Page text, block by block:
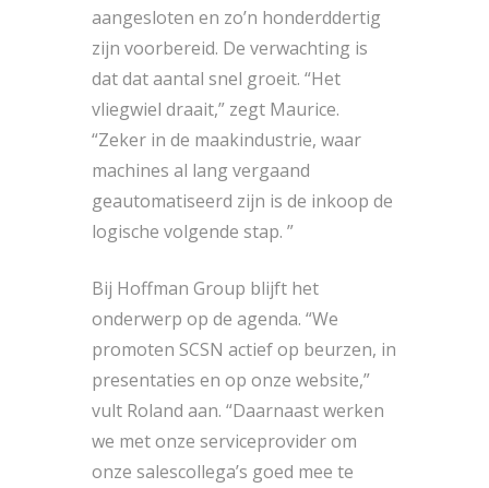
aangesloten en zo’n honderddertig
zijn voorbereid. De verwachting is
dat dat aantal snel groeit. “Het
vliegwiel draait,” zegt Maurice.
“Zeker in de maakindustrie, waar
machines al lang vergaand
geautomatiseerd zijn is de inkoop de
logische volgende stap. ”
Bij Hoffman Group blijft het
onderwerp op de agenda. “We
promoten SCSN actief op beurzen, in
presentaties en op onze website,”
vult Roland aan. “Daarnaast werken
we met onze serviceprovider om
onze salescollega’s goed mee te